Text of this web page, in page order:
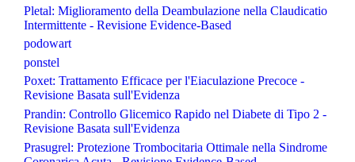
Pletal: Miglioramento della Deambulazione nella Claudicatio
Intermittente - Revisione Evidence-Based
podowart
ponstel
Poxet: Trattamento Efficace per l'Eiaculazione Precoce -
Revisione Basata sull'Evidenza
Prandin: Controllo Glicemico Rapido nel Diabete di Tipo 2 -
Revisione Basata sull'Evidenza
Prasugrel: Protezione Trombocitaria Ottimale nella Sindrome